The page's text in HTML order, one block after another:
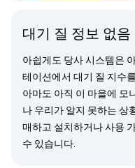
대기 질 정보 없음
아쉽게도 당사 시스템은
테이션에서 대기 질 지수
아마도 아직 이 마을에 모
나 우리가 알지 못하는 상
매하고 설치하거나 사용
수 있습니다.